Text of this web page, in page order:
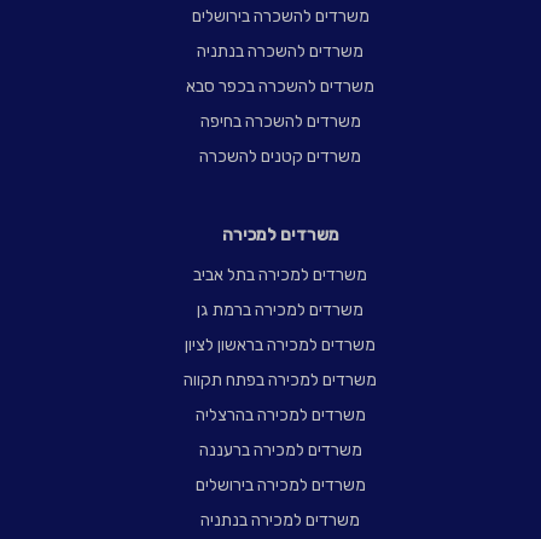
משרדים להשכרה בירושלים
משרדים להשכרה בנתניה
משרדים להשכרה בכפר סבא
משרדים להשכרה בחיפה
משרדים קטנים להשכרה
משרדים למכירה
משרדים למכירה בתל אביב
משרדים למכירה ברמת גן
משרדים למכירה בראשון לציון
משרדים למכירה בפתח תקווה
משרדים למכירה בהרצליה
משרדים למכירה ברעננה
משרדים למכירה בירושלים
משרדים למכירה בנתניה